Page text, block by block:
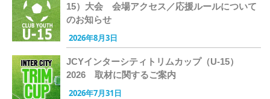
15）大会 会場アクセス／応援ルールについて
のお知らせ
2026年8月3日
JCYインターシティトリムカップ（U-15）
2026 取材に関するご案内
2026年7月31日